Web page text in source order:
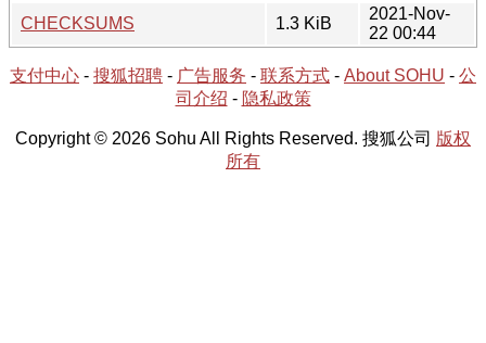
CHECKSUMS
1.3 KiB
2021-Nov-
22 00:44
支付中心 - 搜狐招聘 - 广告服务 - 联系方式 - About SOHU - 公
司介绍 - 隐私政策
Copyright © 2026 Sohu All Rights Reserved. 搜狐公司 版权
所有